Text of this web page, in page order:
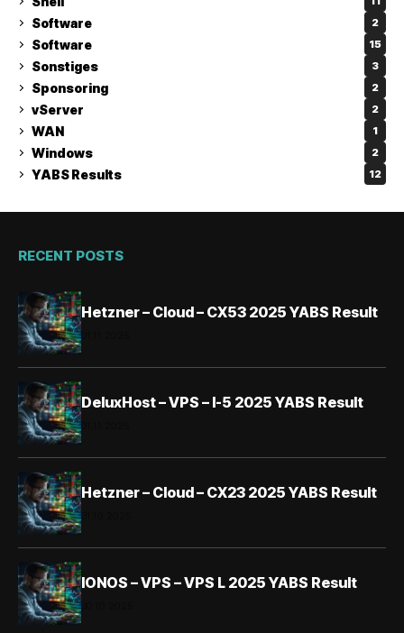
Software 2
Software 15
Sonstiges 3
Sponsoring 2
vServer 2
WAN 1
Windows 2
YABS Results 12
RECENT POSTS
Hetzner – Cloud – CX53 2025 YABS Result
DeluxHost – VPS – I-5 2025 YABS Result
Hetzner – Cloud – CX23 2025 YABS Result
IONOS – VPS – VPS L 2025 YABS Result